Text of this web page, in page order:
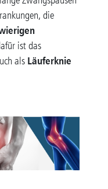
die
ist das
als Läuferknie